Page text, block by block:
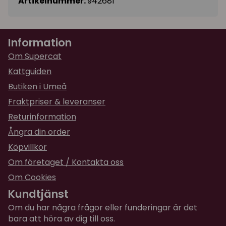
Information
Om Supercat
Kattguiden
Butiken i Umeå
Fraktpriser & leveranser
Returinformation
Ångra din order
Köpvillkor
Om företaget / Kontakta oss
Om Cookies
Kundtjänst
Om du har några frågor eller funderingar är det
bara att höra av dig till oss.